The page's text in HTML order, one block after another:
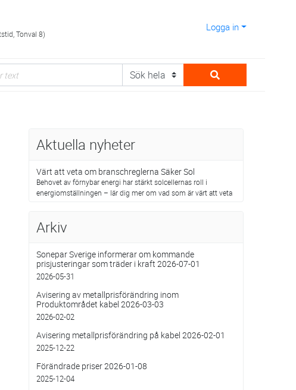
Tonval 8)
Logga in
Aktuella nyheter
Värt att veta om branschreglerna Säker Sol
Behovet av förnybar energi har stärkt solcellernas roll i
energiomställningen – lär dig mer om vad som är värt att veta
Arkiv
Sonepar Sverige informerar om kommande
prisjusteringar som träder i kraft 2026-07-01
2026-05-31
Avisering av metallprisförändring inom
Produktområdet kabel 2026-03-03
2026-02-02
Avisering metallprisförändring på kabel 2026-02-01
2025-12-22
Förändrade priser 2026-01-08
2025-12-04